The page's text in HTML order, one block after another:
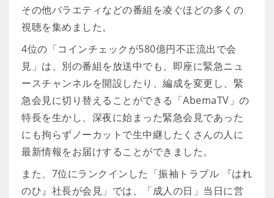
その他バラエティなどの番組を凌ぐほどの多くの
視聴を集めました。
4位の「コインチェックが580億円不正流出で会
見」は、別の番組を放送中でも、即座に緊急ニュ
ースチャンネルを開設したり、編成を変更し、緊
急会見に切り替えることができる「AbemaTV」の
特長を生かし、深夜に始まった緊急会見であった
にも拘らずノーカットで生中継したくさんの人に
最新情報をお届けすることができました。
また、7位にランクインした「振袖トラブル 『はれ
のひ』社長が会見」では、「成人の日」当日に営